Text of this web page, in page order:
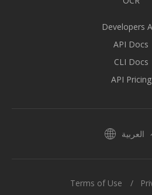
Developers
API Docs
CLI Docs
API Pricing
العربية
Terms of Use